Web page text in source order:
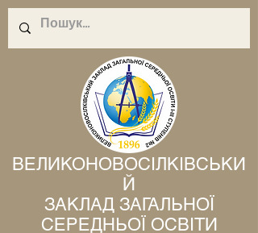
ВЕЛИКОНОВОСІЛКІВСЬКИ
Й
ЗАКЛАД ЗАГАЛЬНОЇ
СЕРЕДНЬОЇ ОСВІТИ